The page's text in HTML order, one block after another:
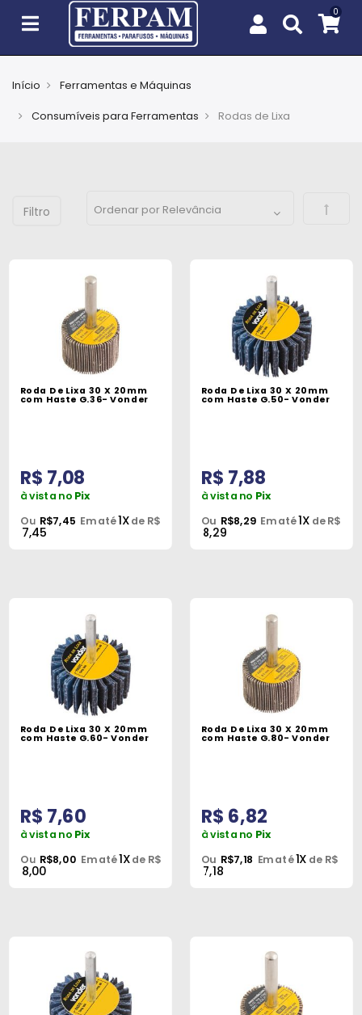
EPIs
Ferramentas
Máquinas
Iluminação
Construção
Materiais
Elétricos
Tintas
Químicos
Peças
Oficina
Mecânica
Início
Ferramentas e Máquinas
Consumíveis para Ferramentas
Rodas de Lixa
Roda De Lixa 30 X 20mm
com Haste G.36- Vonder
R$ 7,08
à vista no Pix
Ou R$7,45 Em até1Xde R$
7,45
Roda De Lixa 30 X 20mm
com Haste G.50- Vonder
R$ 7,88
à vista no Pix
Ou R$8,29 Em até1X de R$
8,29
Roda De Lixa 30 X 20mm
com Haste G.60- Vonder
R$ 7,60
à vista no Pix
Ou R$8,00 Em até1Xde R$
8,00
Roda De Lixa 30 X 20mm
com Haste G.80- Vonder
R$ 6,82
à vista no Pix
Ou R$7,18 Em até1X de R$
7,18